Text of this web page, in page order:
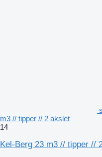
m3 // tipper // 2 akslet
14
Kel-Berg 23 m3 // tipper //